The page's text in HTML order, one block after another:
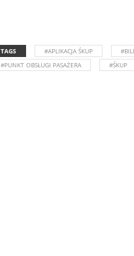
TAGS #APLIKACJA ŚKUP
#PUNKT OBSŁUGI PASAŻERA
#ŚKUP